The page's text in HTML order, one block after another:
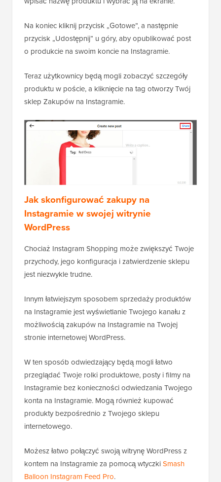
Na koniec kliknij przycisk „Gotowe”, a następnie
przycisk „Udostępnij” u góry, aby opublikować post
o produkcie na swoim koncie na Instagramie.
Teraz użytkownicy będą mogli zobaczyć szczegóły
produktu w poście, a kliknięcie na tag otworzy Twój
sklep Zakupów na Instagramie.
Jak skonfigurować zakupy na
Instagramie w swojej witrynie
WordPress
Chociaż Instagram Shopping może zwiększyć Twoje
przychody, jego konfiguracja i zatwierdzenie sklepu
jest niezwykle trudne.
Innym łatwiejszym sposobem sprzedaży produktów
na Instagramie jest wyświetlanie Twojego kanału z
możliwością zakupów na Instagramie na Twojej
stronie internetowej WordPress.
W ten sposób odwiedzający będą mogli łatwo
przeglądać Twoje rolki produktowe, posty i filmy na
Instagramie bez konieczności odwiedzania Twojego
konta na Instagramie. Mogą również kupować
produkty bezpośrednio z Twojego sklepu
internetowego.
Możesz łatwo połączyć swoją witrynę WordPress z
kontem na Instagramie za pomocą wtyczkiSmash
Balloon Instagram Feed Pro.